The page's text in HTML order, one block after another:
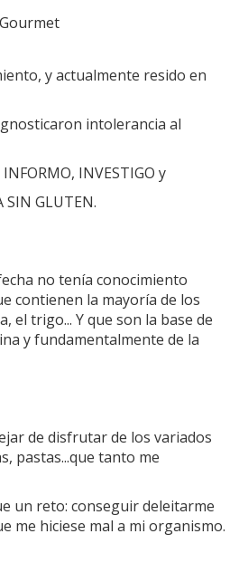
y actualmente resido en
intolerancia al
INVESTIGO y
SIN GLUTEN.
no tenía conocimiento
contienen la mayoría de los
el trigo... Y que son la base de
y fundamentalmente de la
de disfrutar de los variados
pastas...que tanto me
un reto: conseguir deleitarme
me hiciese mal a mi organismo.